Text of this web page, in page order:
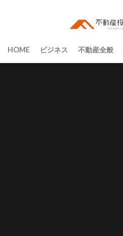
HOME ビジネス 不動産全般